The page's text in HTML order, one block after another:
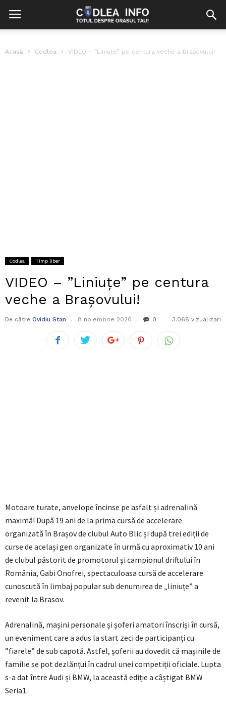
Acasă Codlea VIDEO – ”Liniuțe” pe centura veche a Brașovului!
Codlea Timp liber
VIDEO – ”Liniuțe” pe centura
veche a Brașovului!
De către Ovidiu Stan 8 noiembrie 2020 0 3.068 vizualizari
Motoare turate, anvelope încinse pe asfalt și adrenalină
maximă! După 19 ani de la prima cursă de accelerare
organizată în Brașov de clubul Auto Blic și după trei ediții de
curse de același gen organizate în urmă cu aproximativ 10 ani
de clubul păstorit de promotorul și campionul driftului în
România, Gabi Onofrei, spectaculoasa cursă de accelerare
cunoscută în limbaj popular sub denumirea de „liniuțe” a
revenit la Brasov.
Adrenalină, mașini personale și șoferi amatori înscriși în cursă,
un eveniment care a adus la start zeci de participanți cu
”fiarele” de sub capotă. Astfel, șoferii au dovedit că mașinile de
familie se pot dezlănțui în cadrul unei competiții oficiale. Lupta
s-a dat între Audi și BMW, la această ediție a câștigat BMW
Seria1.